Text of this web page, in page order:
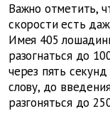
Важно отметить,
скорости есть
Имея 405
разогнаться до
через пять
слову, до
разгоняться до